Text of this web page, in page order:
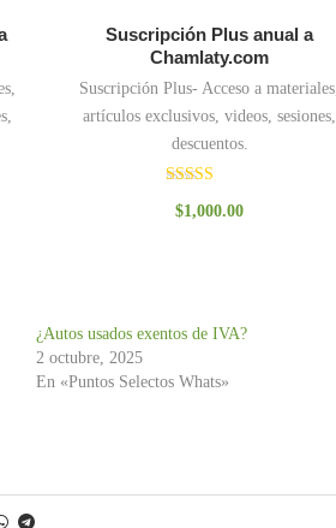
Suscripción Plus anual a
Chamlaty.com
Suscripción Plus- Acceso a materiales,
artículos exclusivos, videos, sesiones,
descuentos.
con
$1,000.00
¿Autos usados exentos de IVA?
2 octubre, 2025
En «Puntos Selectos Whats»